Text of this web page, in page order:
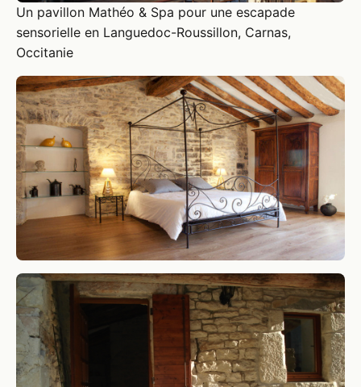
Un pavillon Mathéo & Spa pour une escapade
sensorielle en Languedoc-Roussillon, Carnas,
Occitanie